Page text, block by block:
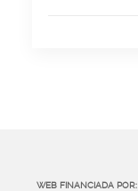
WEB FINANCIADA POR: